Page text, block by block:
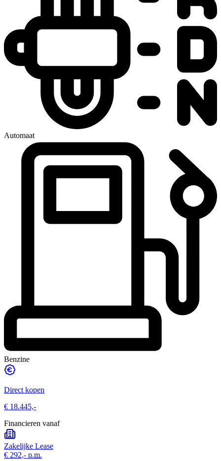
Automaat
Benzine
Direct kopen
€ 18.445,-
Financieren vanaf
Zakelijke Lease
€ 292,- p.m.